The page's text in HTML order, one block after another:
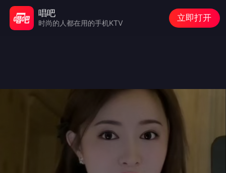
唱吧
时尚的人都在用的手机KTV
立即打开